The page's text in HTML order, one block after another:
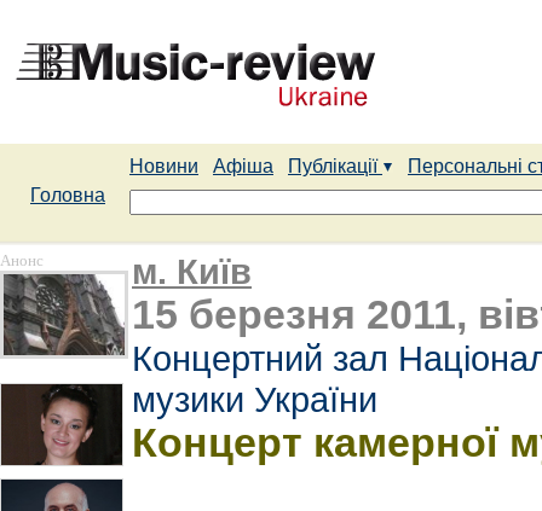
Новини Афіша Публікації
Персональні
Головна
Анонс м. Київ
15 березня 2011,
Концертний зал
музики України
Концерт камерної